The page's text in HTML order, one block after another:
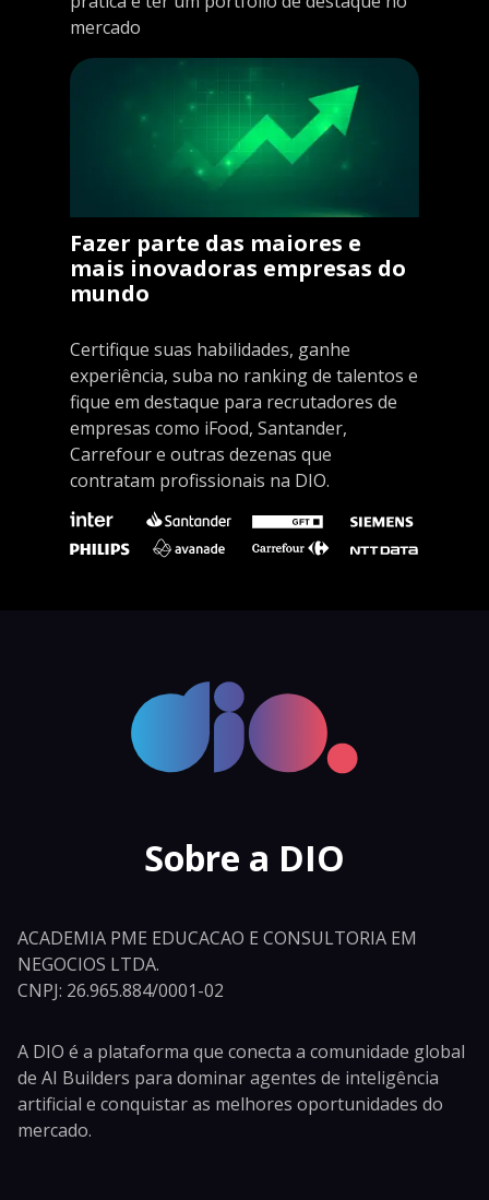
mercado
Fazer parte das maiores e
mais inovadoras empresas do
mundo
Certifique suas habilidades, ganhe
experiência, suba no ranking de talentos e
fique em destaque para recrutadores de
empresas como iFood, Santander,
Carrefour e outras dezenas que
contratam profissionais na DIO.
Sobre a DIO
ACADEMIA PME EDUCACAO E CONSULTORIA EM
NEGOCIOS LTDA.
CNPJ: 26.965.884/0001-02
A DIO é a plataforma que conecta a comunidade global
de AI Builders para dominar agentes de inteligência
artificial e conquistar as melhores oportunidades do
mercado.